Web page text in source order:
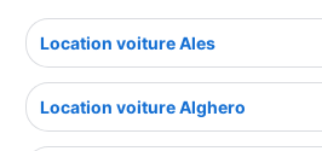
Location voiture Ales
Location voiture Alghero